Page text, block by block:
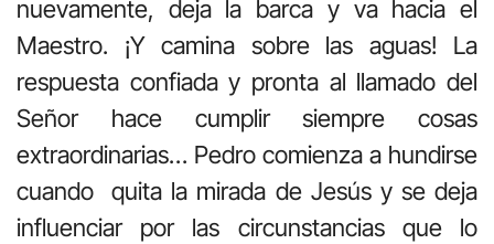
nuevamente, deja la barca y va hacia el
Maestro. ¡Y camina sobre las aguas! La
respuesta confiada y pronta al llamado del
Señor hace cumplir siempre cosas
extraordinarias… Pedro comienza a hundirse
cuando quita la mirada de Jesús y se deja
influenciar por las circunstancias que lo